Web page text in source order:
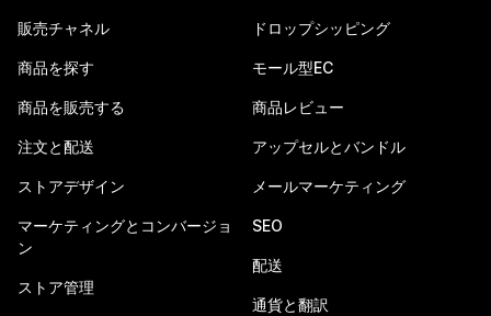
販売チャネル
商品を探す
商品を販売する
注文と配送
ストアデザイン
マーケティングとコンバージョ
ン
ストア管理
ドロップシッピング
モール型EC
商品レビュー
アップセルとバンドル
メールマーケティング
SEO
配送
通貨と翻訳